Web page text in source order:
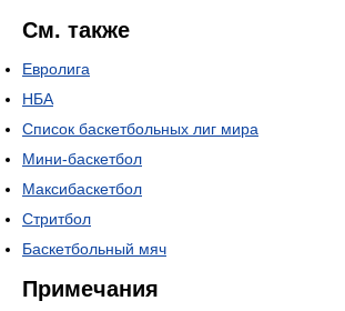
См. также
Евролига
НБА
Список баскетбольных лиг мира
Мини-баскетбол
Максибаскетбол
Стритбол
Баскетбольный мяч
Примечания